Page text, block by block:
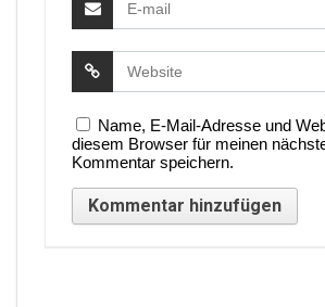
Name, E-Mail-Adresse und
diesem Browser für meinen
Kommentar speichern.